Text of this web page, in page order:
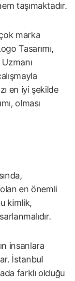
taşımaktadır.
marka
Tasarımı,
en iyi şekilde
olması
olan en önemli
kimlik,
insanlara
İstanbul
farklı olduğu